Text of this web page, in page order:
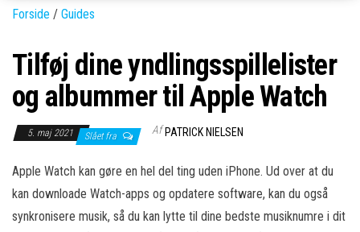
Forside / Guides
Tilføj dine yndlingsspillelister
og albummer til Apple Watch
5. maj 2021 Slået fra Af PATRICK NIELSEN
Apple Watch kan gøre en hel del ting uden iPhone. Ud over at du
kan downloade Watch-apps og opdatere software, kan du også
synkronisere musik, så du kan lytte til dine bedste musiknumre i dit